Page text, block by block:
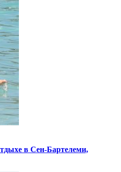
в Сен-Бартелеми,